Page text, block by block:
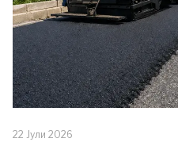
22 Јули 2026